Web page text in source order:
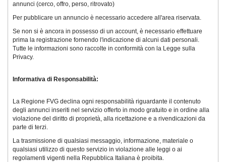
annunci (cerco, offro, perso, ritrovato)
Per pubblicare un annuncio è necessario accedere all'area riservata.
Se non si è ancora in possesso di un account, è necessario effettuare
prima la registrazione fornendo l'indicazione di alcuni dati personali.
Tutte le informazioni sono raccolte in conformità con la Legge sulla
Privacy.
Informativa di Responsabilità:
La Regione FVG declina ogni responsabilità riguardante il contenuto
degli annunci inseriti nel servizio offerto in modo gratuito e in ordine alla
violazione del diritto di proprietà, alla ricettazione e a rivendicazioni da
parte di terzi.
La trasmissione di qualsiasi messaggio, informazione, materiale o
qualsiasi utilizzo di questo servizio in violazione alle leggi o ai
regolamenti vigenti nella Repubblica Italiana è proibita.